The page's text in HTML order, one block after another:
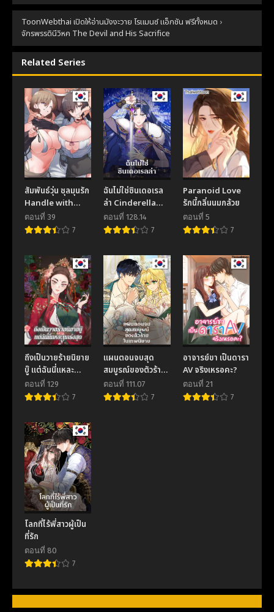
ตอนที่ 51
November 17, 2025
ตอนที่ 50
November 17, 2025
ตอนที่ 49
November 17, 2025
ตอนที่ 48
ตอนที่ 47
November 17, 2025
ตอนที่ 46
November 17, 2025
ตอนที่ 45
November 17, 2025
ตอนที่ 44
November 17, 2025
ตอนที่ 43
November 17, 2025
ตอนที่ 42
November 17, 2025
ตอนที่ 41
November 17, 2025
ตอนที่ 40
November 17, 2025
ตอนที่ 39 ตอนที่ 38
ตอนที่ 37
November 17, 2025
ตอนที่ 36
November 17, 2025
ตอนที่ 35
November 17, 2025
ตอนที่ 34
November 17, 2025
ตอนที่ 33
November 17, 2025
ตอนที่ 32
November 17, 2025
ตอนที่ 31
November 17, 2025 November 17, 2025
ตอนที่ 29
November 17, 2025
ตอนที่ 27
November 17, 2025
ตอนที่ 25
November 17, 2025
ตอนที่ 23
November 17, 2025
ตอนที่ 21
ตอนที่ 19 ตอนที่ 18
ToonWebthai เปิดให้อ่านมังงะวาย โรแมนซ์ แอ็กชัน ฟรีทั้งหมด ›
จักรพรรดินีวิหค The Devil and His Sacrifice
Related Series
สัมพันธ์วุ่น ชุลมุนรัก
Handle with
Care
ตอนที่ 39
7
ฉันไม่ใช่ซินเดอเรล
ล่า Cinderella
Wan’t Me
ตอนที่ 128.14
7
Paranoid Love
รักนี้กลิ่นนมกล้วย
ตอนที่ 5
7
ถึงเป็นวายร้ายนิยาย
บู๊ แต่ฉันนี่แหละ
แกร่งสุด! I’m a
Martial Art
Strongest!
ตอนที่ 129
7
แผนตอนจบสุด
สมบูรณ์ของตัวร้าย
ในเทพนิยาย
ตอนที่ 111.07
7
อาจารย์ขา เป็นดารา
AV จริงเหรอคะ?
ตอนที่ 21
7
โลกที่ไร้พี่สาวผู้เป็น
ที่รัก
ตอนที่ 80
7